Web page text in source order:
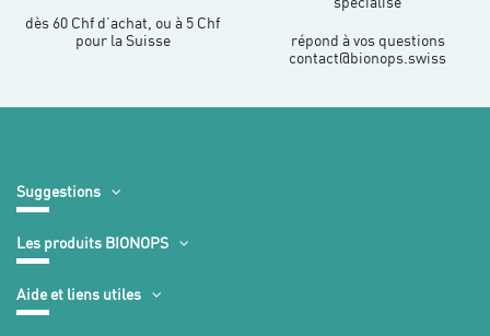
dès 60 Chf d’achat, ou à 5 Chf
pour la Suisse
répond à vos questions
contact@bionops.swiss
Suggestions
Les produits BIONOPS
Aide et liens utiles